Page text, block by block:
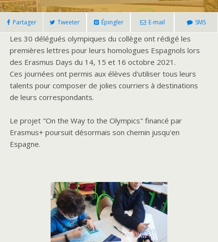
Partager Tweeter Épingler E-mail SMS
Les 30 délégués olympiques du collège ont rédigé les
premières lettres pour leurs homologues Espagnols lors
des Erasmus Days du 14, 15 et 16 octobre 2021.
Ces journées ont permis aux élèves d'utiliser tous leurs
talents pour composer de jolies courriers à destinations
de leurs correspondants.
Le projet "On the Way to the Olympics" financé par
Erasmus+ poursuit désormais son chemin jusqu'en
Espagne.